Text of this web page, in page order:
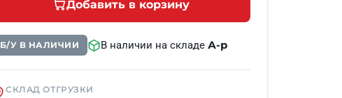
Добавить в корзину
Б/У В НАЛИЧИИ В наличии на складеА-р
СКЛАД ОТГРУЗКИ